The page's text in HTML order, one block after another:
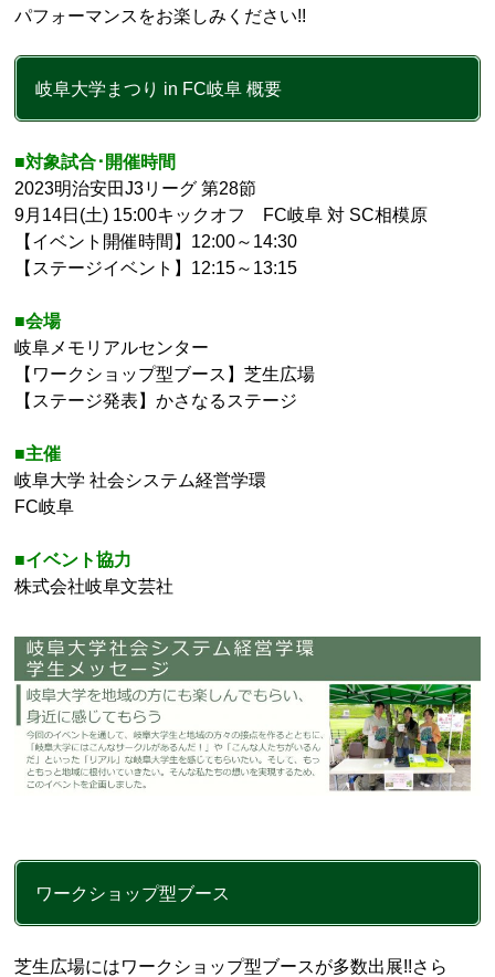
パフォーマンスをお楽しみください!!
岐阜大学まつり in FC岐阜 概要
■対象試合･開催時間
2023明治安田J3リーグ 第28節
9月14日(土) 15:00キックオフ FC岐阜 対 SC相模原
【イベント開催時間】12:00～14:30
【ステージイベント】12:15～13:15
■会場
岐阜メモリアルセンター
【ワークショップ型ブース】芝生広場
【ステージ発表】かさなるステージ
■主催
岐阜大学 社会システム経営学環
FC岐阜
■イベント協力
株式会社岐阜文芸社
ワークショップ型ブース
芝生広場にはワークショップ型ブースが多数出展!!さら